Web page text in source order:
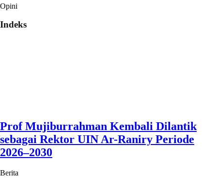
Opini
Indeks
Prof Mujiburrahman Kembali Dilantik
sebagai Rektor UIN Ar-Raniry Periode
2026–2030
Berita